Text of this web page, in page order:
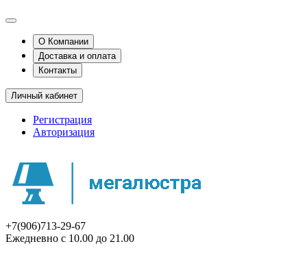
О Компании
Доставка и оплата
Контакты
Личный кабинет
Регистрация
Авторизация
+7(906)713-29-67
Ежедневно с 10.00 до 21.00